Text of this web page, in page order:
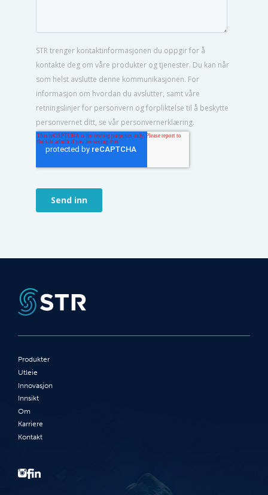
Produkter
Utleie
Innovasjon
Innsikt
Om
Karriere
Kontakt